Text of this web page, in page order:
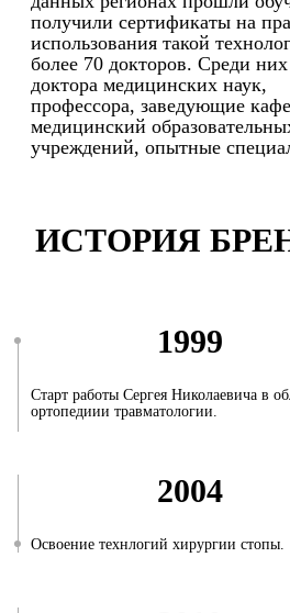
получили сертификаты на
использования такой
более 70 докторов. Среди них
доктора медицинских наук,
профессора, заведующие
медицинский
учреждений, опытные
ИСТОРИЯ
1999
Старт работы Сергея Николаевича в
ортопедиии травматологии.
2004
Освоение технлогий хирургии стопы.